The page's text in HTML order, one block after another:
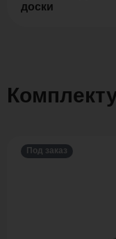
доски
Под заказ